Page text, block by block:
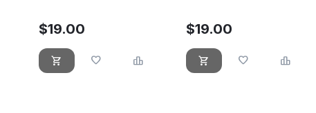
$19.00 $19.00